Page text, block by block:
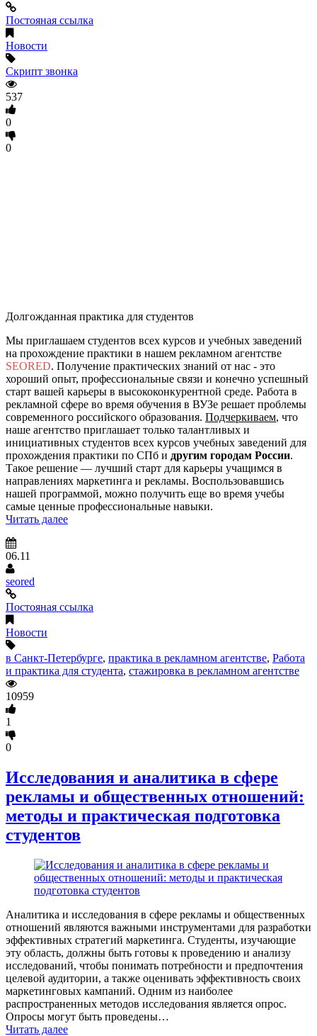
Постояная ссылка
Новости
Скрипт звонка
537
0
0
Долгожданная практика для студентов
Мы приглашаем студентов всех курсов и учебных заведений
на прохождение практики в нашем рекламном агентстве
SEORED. Получение практических знаний от нас - это
хороший опыт, профессиональные связи и конечно успешный
старт вашей карьеры в высококонкурентной среде. Работа в
рекламной сфере во время обучения в ВУЗе решает проблемы
современного российского образования. Подчеркиваем, что
наше агентство приглашает только талантливых и
инициативных студентов всех курсов учебных заведений для
прохождения практики по СПб и другим городам России.
Такое решение — лучший старт для карьеры учащимся в
направлениях маркетинга и рекламы. Воспользовавшись
нашей программой, можно получить еще во время учебы
самые ценные профессиональные навыки.
Читать далее
06.11
seored
Постояная ссылка
Новости
в Санкт-Петербурге, практика в рекламном агентстве, Работа
и практика для студента, стажировка в рекламном агентстве
10959
1
0
Исследования и аналитика в сфере
рекламы и общественных отношений:
методы и практическая подготовка
студентов
Аналитика и исследования в сфере рекламы и общественных
отношений являются важными инструментами для разработки
эффективных стратегий маркетинга. Студенты, изучающие
эту область, должны быть готовы к проведению и анализу
исследований, чтобы понимать потребности и предпочтения
целевой аудитории, а также оценивать эффективность своих
маркетинговых кампаний. Одним из наиболее
распространенных методов исследования является опрос.
Опросы могут быть проведены…
Читать далее